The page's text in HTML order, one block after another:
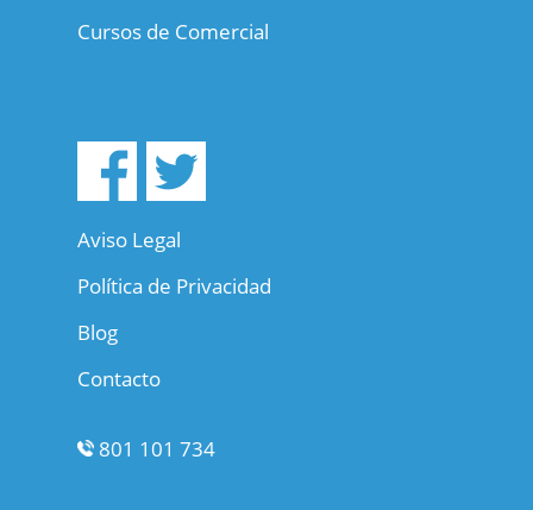
Cursos de Comercial
Aviso Legal
Política de Privacidad
Blog
Contacto
801 101 734